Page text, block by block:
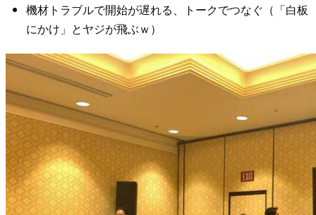
機材トラブルで開始が遅れる、トークでつなぐ（「白板
にかけ」とヤジが飛ぶｗ）